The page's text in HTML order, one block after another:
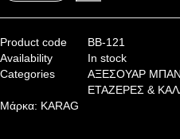
Product code
BB-121
Availability
In stock
Categories
ΑΞΕΣΟΥΑΡ
ΕΤΑΖΕΡΕΣ &
Μάρκα: KARAG